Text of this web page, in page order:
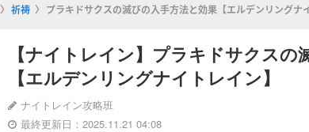
祈祷 プラキドサクスの滅びの入手方法と効果【エルデンリングナ
【ナイトレイン】プラキドサクスの
【エルデンリングナイトレイン】
ナイトレイン攻略班
最終更新日：2025.11.21 04:08